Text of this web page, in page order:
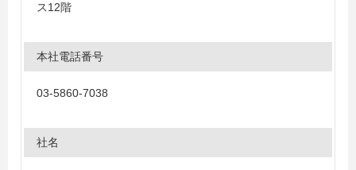
ス12階
本社電話番号
03-5860-7038
社名